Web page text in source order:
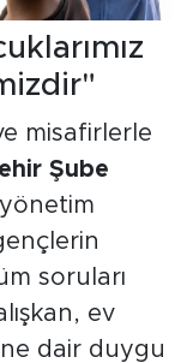
misafirlerle
Şube
soruları
ev
dair duygu